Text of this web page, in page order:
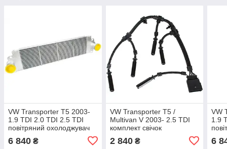
VW Transporter T5 2003-
1.9 TDI 2.0 TDI 2.5 TDI
повітряний охолоджувач
6 840 ₴
VW Transporter T5 /
Multivan V 2003- 2.5 TDI
комплект свічок
2 840₴
VW
1.9
6